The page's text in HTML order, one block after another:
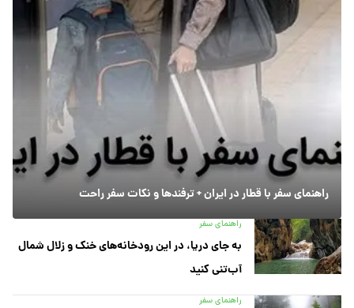
راهنمای سفر با قطار در ایران + ترفندها و نکات سفر راحت
راهنمای سفر
به جای دریا، در این رودخانه‌های خنک و زلال شمال
آب‌تنی کنید
راهنمای سفر